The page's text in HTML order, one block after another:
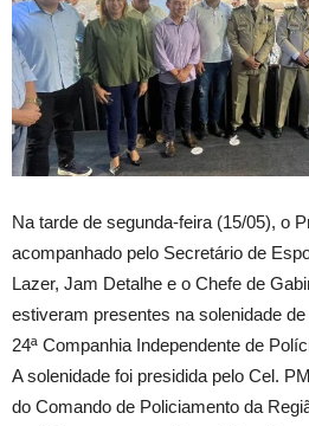
Na tarde de segunda-feira (15/05), o
acompanhado pelo Secretário de
Lazer, Jam Detalhe e o Chefe de
estiveram presentes na solenidade
24ª Companhia Independente de
A solenidade foi presidida pelo Cel.
do Comando de Policiamento da